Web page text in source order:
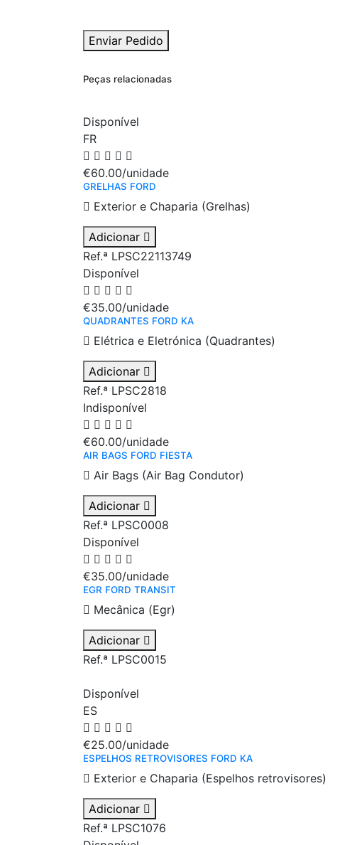
Enviar Pedido
Peças relacionadas
Disponível
FR
€60.00/unidade
GRELHAS FORD
Exterior e Chaparia (Grelhas)
Adicionar
Ref.ª LPSC22113749
Disponível
€35.00/unidade
QUADRANTES FORD KA
Elétrica e Eletrónica (Quadrantes)
Adicionar
Ref.ª LPSC2818
Indisponível
€60.00/unidade
AIR BAGS FORD FIESTA
Air Bags (Air Bag Condutor)
Adicionar
Ref.ª LPSC0008
Disponível
€35.00/unidade
EGR FORD TRANSIT
Mecânica (Egr)
Adicionar
Ref.ª LPSC0015
Disponível
ES
€25.00/unidade
ESPELHOS RETROVISORES FORD KA
Exterior e Chaparia (Espelhos retrovisores)
Adicionar
Ref.ª LPSC1076